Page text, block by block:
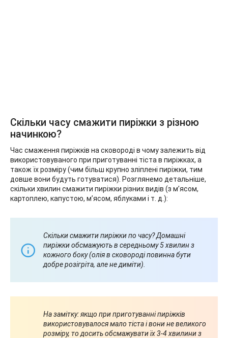
Скільки часу смажити пиріжки з різною
начинкою?
Час смаження пиріжків на сковороді в чому залежить від
використовуваного при приготуванні тіста в пиріжках, а
також їх розміру (чим більш крупно зліплені пиріжки, тим
довше вони будуть готуватися). Розглянемо детальніше,
скільки хвилин смажити пиріжки різних видів (з м’ясом,
картоплею, капустою, м’ясом, яблуками і т. д.):
Скільки смажити пиріжки по часу? Домашні
пиріжки обсмажують в середньому 5 хвилин з
кожного боку (олія в сковороді повинна бути
добре розігріта, але не диміти).
На замітку: якщо при приготуванні пиріжків
використовувалося мало тіста і вони не великого
розміру, то досить обсмажувати їх 3-4 хвилини з